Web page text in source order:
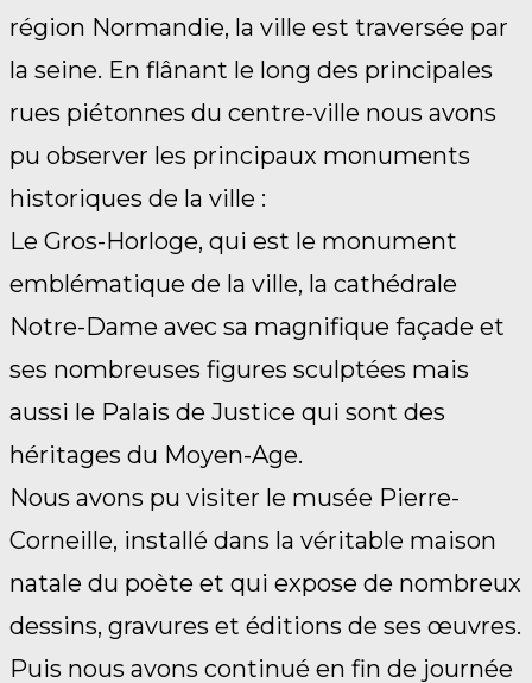
région Normandie, la ville est traversée par
la seine. En flânant le long des principales
rues piétonnes du centre-ville nous avons
pu observer les principaux monuments
historiques de la ville :
Le Gros-Horloge, qui est le monument
emblématique de la ville, la cathédrale
Notre-Dame avec sa magnifique façade et
ses nombreuses figures sculptées mais
aussi le Palais de Justice qui sont des
héritages du Moyen-Age.
Nous avons pu visiter le musée Pierre-
Corneille, installé dans la véritable maison
natale du poète et qui expose de nombreux
dessins, gravures et éditions de ses œuvres.
Puis nous avons continué en fin de journée